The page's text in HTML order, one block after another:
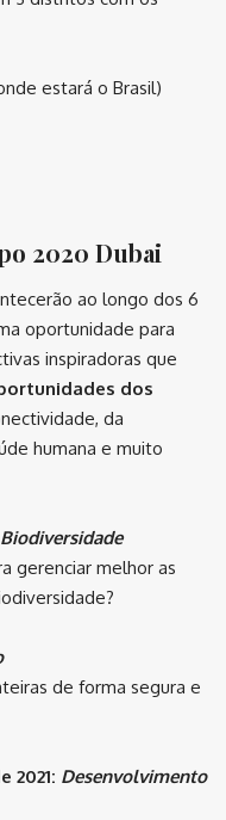
estará o Brasil)
2020 Dubai
ao longo dos 6
oportunidade para
inspiradoras que
dos
da
humana e muito
gerenciar melhor as
de forma segura e
2021: Desenvolvimento